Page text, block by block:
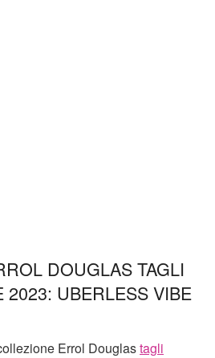
DOUGLAS TAGLI
2023: UBERLESS VIBE
Errol Douglastagli